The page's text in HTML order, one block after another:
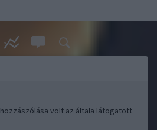
hozzászólása volt az általa látogatott